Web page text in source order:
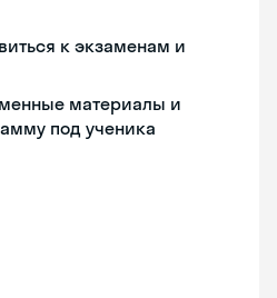
к экзаменам и
материалы и
под ученика